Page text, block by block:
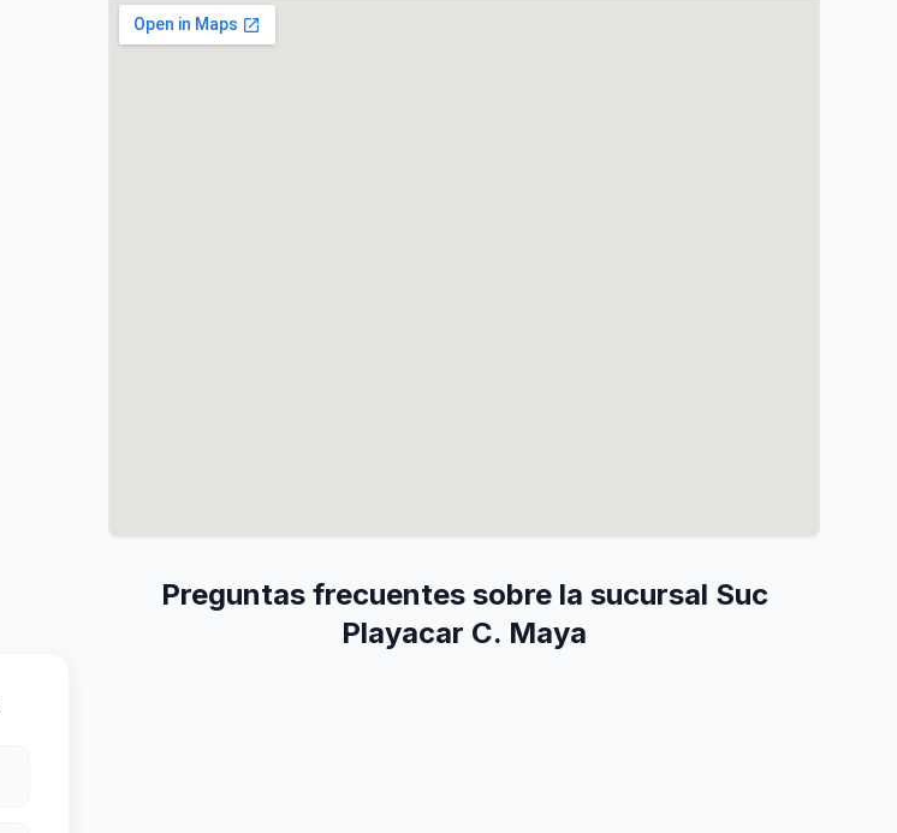
Preguntas frecuentes sobre la sucursal Suc
Playacar C. Maya